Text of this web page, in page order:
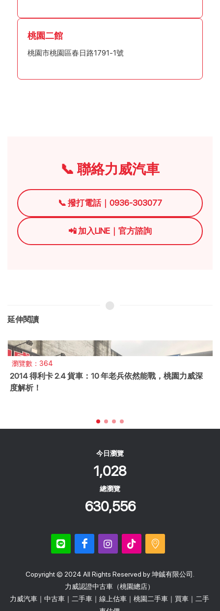
桃園二館
桃園市桃園區春日路1791-1號
📞 聯絡力威汽車
📞 撥打電話｜0936-303077
📲 加入LINE｜官方諮詢
延伸閱讀
瀏覽數：81
2013中華三菱Outlander桃園力威現車：這代最耐操？常見
通病與養車費用全公開
今日瀏覽
1,028
總瀏覽
630,556
Copyright © 2024 All Rights Reserved by 坤鋮有限公司.
力威認證中古車（桃園總店）
力威汽車｜中古車｜二手車｜線上估車｜桃園二手車｜買車｜二手